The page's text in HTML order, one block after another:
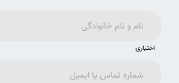
اختیاری